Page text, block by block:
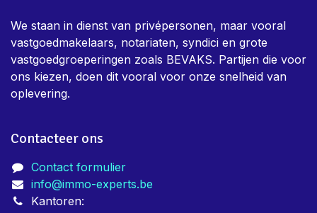
We staan in dienst van privépersonen, maar vooral
vastgoedmakelaars, notariaten, syndici en grote
vastgoedgroeperingen zoals BEVAKS. Partijen die voor
ons kiezen, doen dit vooral voor onze snelheid van
oplevering.
Contacteer ons
Contact formulier
info@immo-experts.be
Kantoren: